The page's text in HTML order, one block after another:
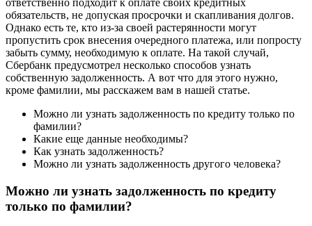
ответственно подходит к оплате своих кредитных
обязательств, не допуская просрочки и скапливания долгов.
Однако есть те, кто из-за своей растерянности могут
пропустить срок внесения очередного платежа, или попросту
забыть сумму, необходимую к оплате. На такой случай,
Сбербанк предусмотрел несколько способов узнать
собственную задолженность. А вот что для этого нужно,
кроме фамилии, мы расскажем вам в нашей статье.
Можно ли узнать задолженность по кредиту только по
фамилии?
Какие еще данные необходимы?
Как узнать задолженность?
Можно ли узнать задолженность другого человека?
Можно ли узнать задолженность по кредиту
только по фамилии?